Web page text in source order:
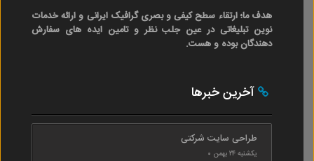
هدف ما؛ ارتقاء سطح کیفی و بصری گرافیک ایرانی و ارائه خدمات
نوین تبلیغاتی در عین جلب نظر و تامین ایده های سفارش
دهندگان بوده و هست.
آخرین خبرها
طراحی سایت شرکتی
یکشنبه ۲۴ بهمن ۰